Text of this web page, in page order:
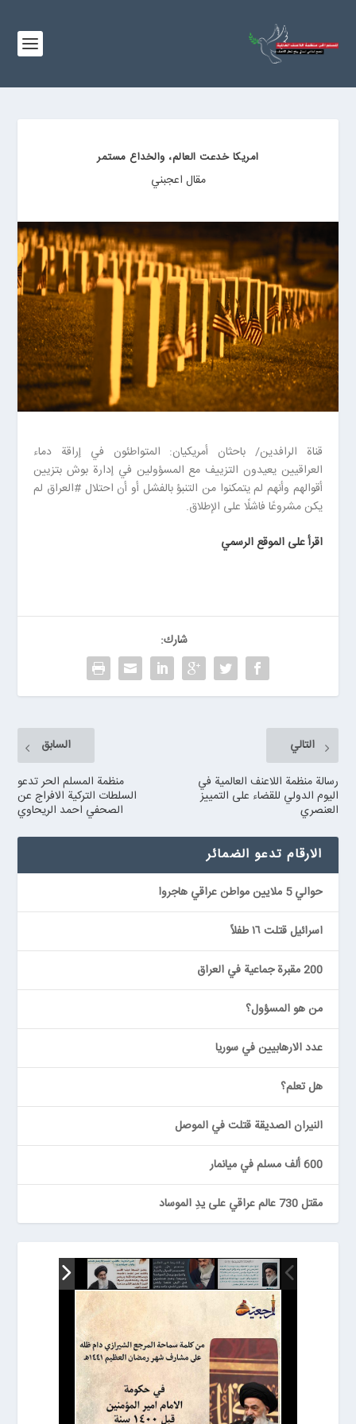
امريكا خدعت العالم، والخداع مستمر
مقال اعجبني
قناة الرافدين/ باحثان أمريكيان: المتواطئون في إراقة دماء
العراقيين يعيدون التزييف مع المسؤولين في إدارة بوش بتزيين
أقوالهم وأنهم لم يتمكنوا من التنبؤ بالفشل أو أن احتلال #العراق لم
يكن مشروعًا فاشلًا على الإطلاق.
اقرأ على الموقع الرسمي
شارك:
السابق
منظمة المسلم الحر تدعو
السلطات التركية الافراج عن
الصحفي احمد الريحاوي
التالي
رسالة منظمة اللاعنف العالمية في
اليوم الدولي للقضاء على التمييز
العنصري
الارقام تدعو الضمائر
حوالي 5 ملايين مواطن عراقي هاجروا
اسرائيل قتلت ١٦ طفلاً
200 مقبرة جماعية في العراق
من هو المسؤول؟
عدد الارهابيين في سوريا
هل تعلم؟
النيران الصديقة قتلت في الموصل
600 ألف مسلم في ميانمار
مقتل 730 عالم عراقي على يدِ الموساد